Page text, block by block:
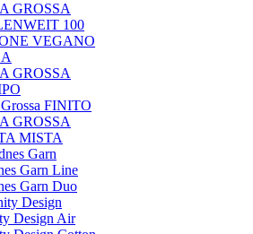
GROSSA
100
VEGANO
GROSSA
FINITO
GROSSA
MISTA
Garn
Garn Line
Garn Duo
Design
Design Air